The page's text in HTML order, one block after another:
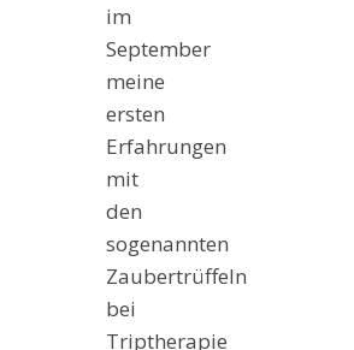
im
September
meine
ersten
Erfahrungen
mit
den
sogenannten
Zaubertrüffeln
bei
Triptherapie